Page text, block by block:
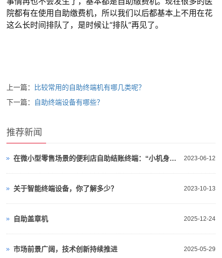
院都有在使用自助缴费机，所以我们以后都基本上不用在花
这么长时间排队了，是时候让“排队”再见了。
上一篇：
比较常用的自助终端机有哪几类呢？
下一篇： 自助终端设备有哪些？
推荐新闻
2023-06-12
在微小型零售场景的便利店自助结账终端：“小机身有大力量”
2023-10-13
关于智能终端设备，你了解多少？
2025-12-24
自助盖章机
2025-05-29
市场前景广阔，技术创新持续推进